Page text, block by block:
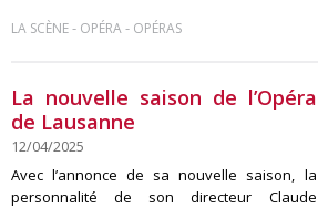
LA SCÈNE- OPÉRA- OPÉRAS
La nouvelle saison de l’Opéra
de Lausanne
12/04/2025
Avec l’annonce de sa nouvelle saison, la
personnalité de son directeur Claude